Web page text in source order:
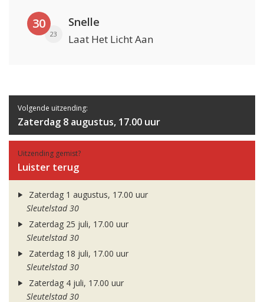
30
23
Snelle
Laat Het Licht Aan
Volgende uitzending:
Zaterdag 8 augustus, 17.00 uur
Uitzending gemist?
Luister terug
Zaterdag 1 augustus, 17.00 uur
Sleutelstad 30
Zaterdag 25 juli, 17.00 uur
Sleutelstad 30
Zaterdag 18 juli, 17.00 uur
Sleutelstad 30
Zaterdag 4 juli, 17.00 uur
Sleutelstad 30